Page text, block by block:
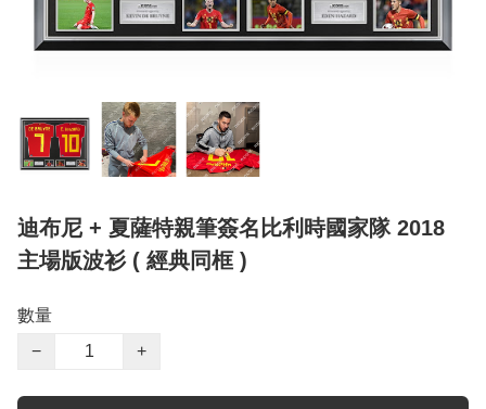
迪布尼 + 夏薩特親筆簽名比利時國家隊 2018
主場版波衫 ( 經典同框 )
數量
−
+